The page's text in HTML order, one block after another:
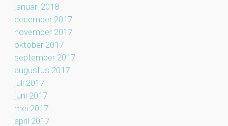
januari 2018
december 2017
november 2017
oktober 2017
september 2017
augustus 2017
juli 2017
juni 2017
mei 2017
april 2017